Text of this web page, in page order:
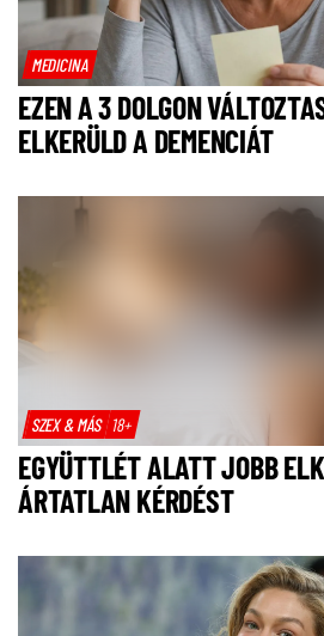
MEDICINA
EZEN A 3 DOLGON
ELKERÜLD A DEMENCIÁT
SZEX & MÁS 18+
EGYÜTTLÉT ALATT JOBB
ÁRTATLAN KÉRDÉST